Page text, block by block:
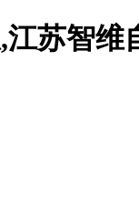
苏智